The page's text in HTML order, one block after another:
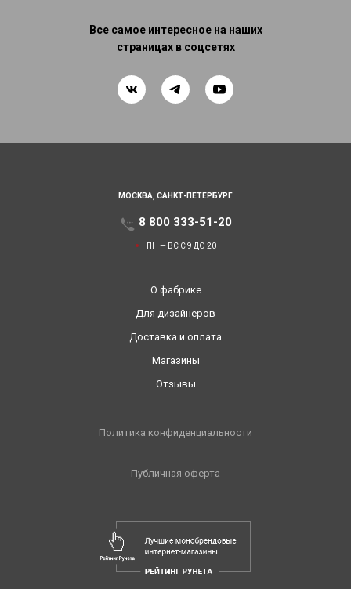
Все самое интересное на наших
страницах в соцсетях
МОСКВА, САНКТ-ПЕТЕРБУРГ
8 800 333-51-20
ПН — ВС С 9 ДО 20
О фабрике
Для дизайнеров
Доставка и оплата
Магазины
Отзывы
Политика конфиденциальности
Публичная оферта